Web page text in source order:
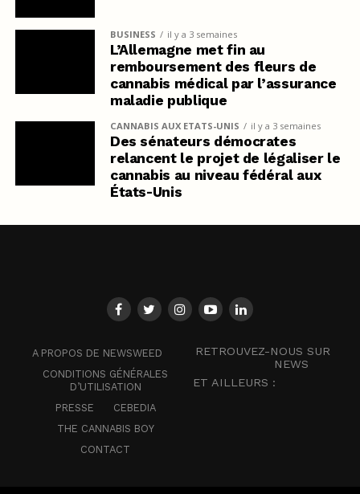
BUSINESS il y a 3 semaines
L’Allemagne met fin au
remboursement des fleurs de
cannabis médical par l’assurance
maladie publique
CANNABIS AUX ETATS-UNIS il y a 3 semaines
Des sénateurs démocrates
relancent le projet de légaliser le
cannabis au niveau fédéral aux
États-Unis
A PROPOS DE NEWSWEED
CONDITIONS GÉNÉRALES
D’UTILISATION
PRESSE
CEBEDIA
THE CANNABIS BOY
CONTACT
RETROUVEZ-NOUS SUR
NEWS
ET AILLEURS :